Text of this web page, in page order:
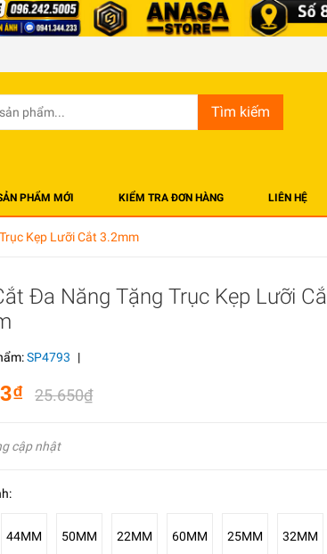
Tìm kiếm
PHẨM MỚI KIỂM TRA ĐƠN HÀNG LIÊN HỆ
Kẹp Lưỡi Cắt 3.2mm
Đa Năng Tặng Trục Kẹp Lưỡi
SP4793 |
25.650₫
cập nhật
44MM 50MM 22MM 60MM 25MM 32MM